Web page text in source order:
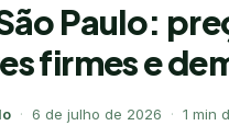
Paulo:
firmes e
· 6 de julho de 2026 · 1 min